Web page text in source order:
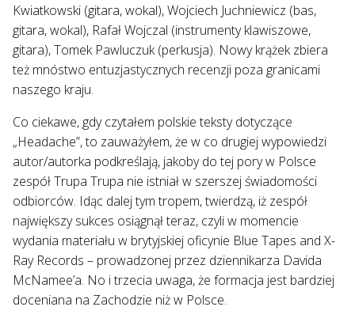
Kwiatkowski (gitara, wokal), Wojciech Juchniewicz (bas,
gitara, wokal), Rafał Wojczal (instrumenty klawiszowe,
gitara), Tomek Pawluczuk (perkusja). Nowy krążek zbiera
też mnóstwo entuzjastycznych recenzji poza granicami
naszego kraju.
Co ciekawe, gdy czytałem polskie teksty dotyczące
„Headache”, to zauważyłem, że w co drugiej wypowiedzi
autor/autorka podkreślają, jakoby do tej pory w Polsce
zespół Trupa Trupa nie istniał w szerszej świadomości
odbiorców. Idąc dalej tym tropem, twierdzą, iż zespół
największy sukces osiągnął teraz, czyli w momencie
wydania materiału w brytyjskiej oficynie Blue Tapes and X-
Ray Records – prowadzonej przez dziennikarza Davida
McNamee’a. No i trzecia uwaga, że formacja jest bardziej
doceniana na Zachodzie niż w Polsce.